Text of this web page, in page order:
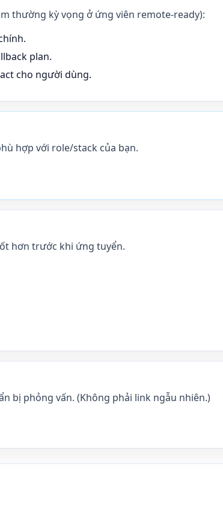
thường kỳ vọng ở ứng viên remote-ready):
plan.
cho người dùng.
hợp với role/stack của bạn.
hơn trước khi ứng tuyển.
bị phỏng vấn. (Không phải link ngẫu nhiên.)